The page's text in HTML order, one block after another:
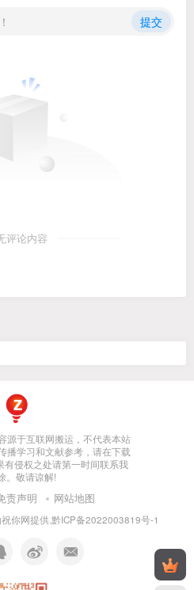
提交
评论内容
源于互联网搬运，不代表本站
播学习和文献参考，请在下载
有侵权之处请第一时间联系我
。敬请谅解!
责声明 网站地图
祝你网提供.黔ICP备2022003819号-1